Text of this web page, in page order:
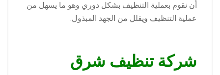
أن نقوم بعملية التنظيف بشكل دوري وهو ما يسهل من
عملية التنظيف ويقلل من الجهد المبذول.
شركة تنظيف شرق